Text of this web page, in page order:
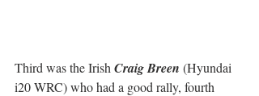
Third was the Irish Craig Breen (Hyundai
i20 WRC) who had a good rally, fourth